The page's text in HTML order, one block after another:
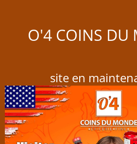
O'4 COINS DU
site en